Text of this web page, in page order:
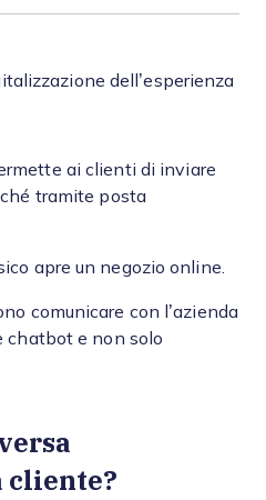
dell’esperienza
ai clienti di inviare
tramite posta
apre un negozio online.
comunicare con l’azienda
chatbot e non solo
cliente?